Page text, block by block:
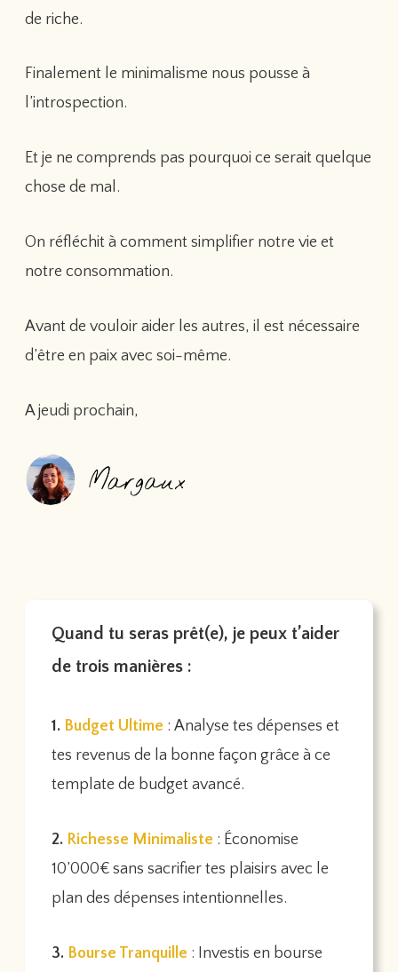
de riche.
Finalement le minimalisme nous pousse à
l’introspection.
Et je ne comprends pas pourquoi ce serait quelque
chose de mal.
On réfléchit à comment simplifier notre vie et
notre consommation.
Avant de vouloir aider les autres, il est nécessaire
d’être en paix avec soi-même.
A jeudi prochain,
Quand tu seras prêt(e), je peux t’aider
de trois manières :
1. Budget Ultime : Analyse tes dépenses et
tes revenus de la bonne façon grâce à ce
template de budget avancé.
2. Richesse Minimaliste : Économise
10’000€ sans sacrifier tes plaisirs avec le
plan des dépenses intentionnelles.
3. Bourse Tranquille : Investis en bourse